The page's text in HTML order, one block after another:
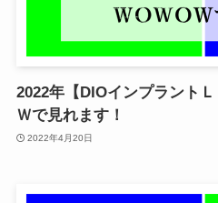
2022年【DIOインプラント
Ｗで見れます！
2022年4月20日